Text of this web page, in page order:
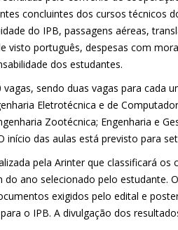
concluintes dos cursos técnicos
do IPB, passagens aéreas,
visto português, despesas com
dos estudantes.
sendo duas vagas para cada
Eletrotécnica e de
Zootécnica; Engenharia e
início das aulas está previsto para
pela Arinter que classificará
ano selecionado pelo estudante.
exigidos pelo edital e
o IPB. A divulgação dos